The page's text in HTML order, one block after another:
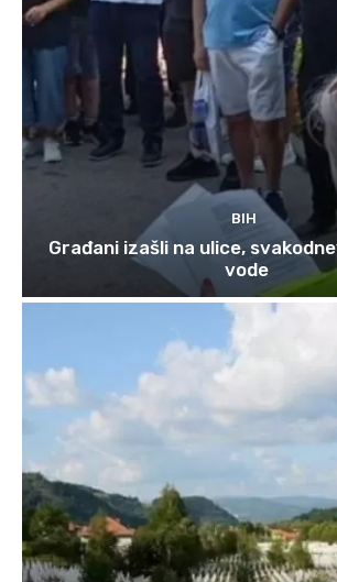
BIH
Građani izašli na ulice,
vode